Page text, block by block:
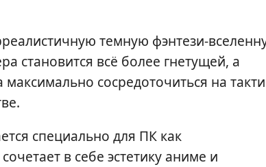
темную фэнтези-
становится всё более гнетущей, а
сосредоточиться на
специально для ПК как
в себе эстетику аниме и